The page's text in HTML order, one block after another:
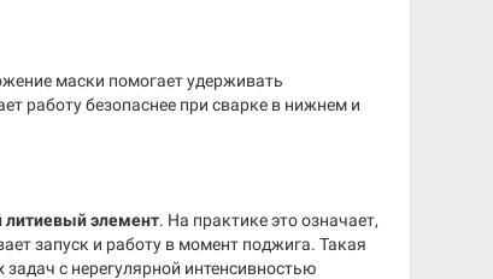
маски помогает удерживать
работу безопаснее при сварке в нижнем и
литиевый элемент. На практике это означает,
запуск и работу в момент поджига. Такая
с нерегулярной интенсивностью